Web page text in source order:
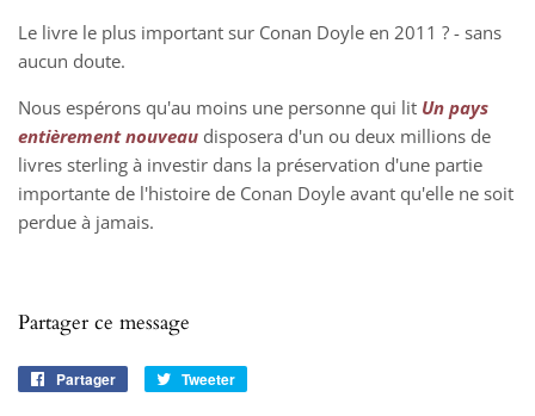
Le livre le plus important sur Conan Doyle en 2011 ? - sans
aucun doute.
Nous espérons qu'au moins une personne qui lit Un pays
entièrement nouveau disposera d'un ou deux millions de
livres sterling à investir dans la préservation d'une partie
importante de l'histoire de Conan Doyle avant qu'elle ne soit
perdue à jamais.
Partager ce message
Partager
PartagerTweeter